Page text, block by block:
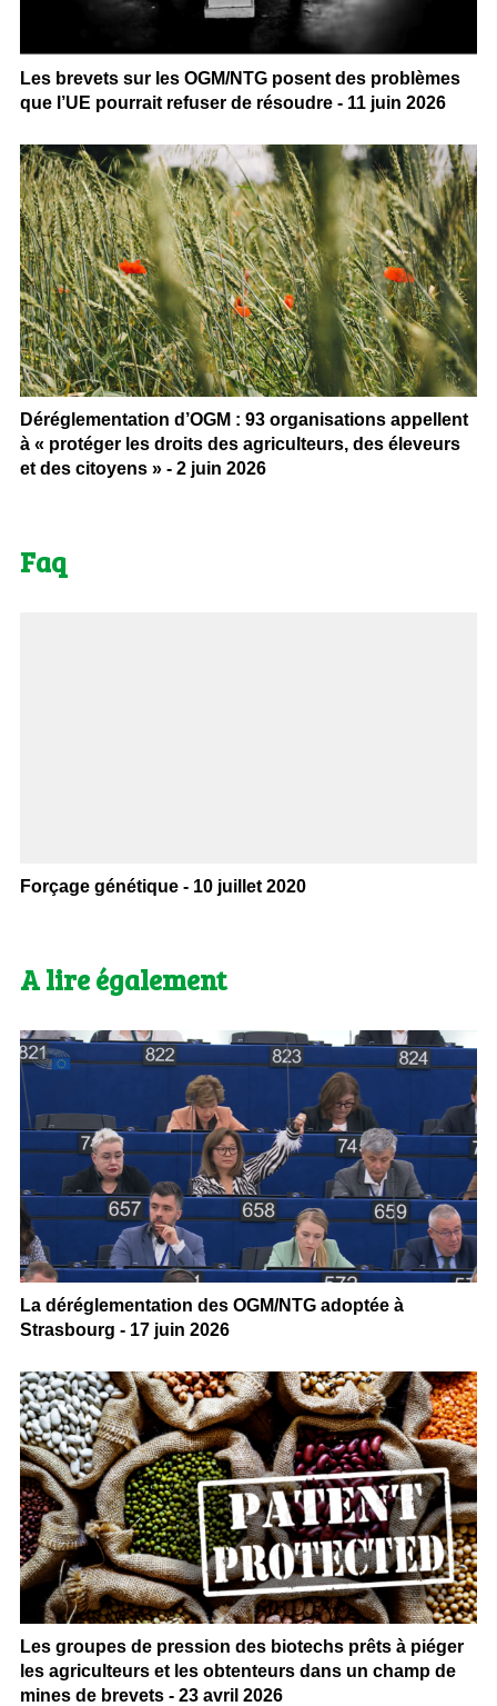
Les brevets sur les OGM/NTG posent des problèmes
que l’UE pourrait refuser de résoudre - 11 juin 2026
Déréglementation d’OGM : 93 organisations appellent
à « protéger les droits des agriculteurs, des éleveurs
et des citoyens » - 2 juin 2026
Faq
Forçage génétique - 10 juillet 2020
A lire également
La déréglementation des OGM/NTG adoptée à
Strasbourg - 17 juin 2026
Les groupes de pression des biotechs prêts à piéger
les agriculteurs et les obtenteurs dans un champ de
mines de brevets - 23 avril 2026